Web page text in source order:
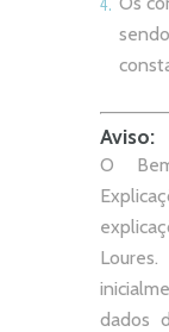
Aviso:
O
dados